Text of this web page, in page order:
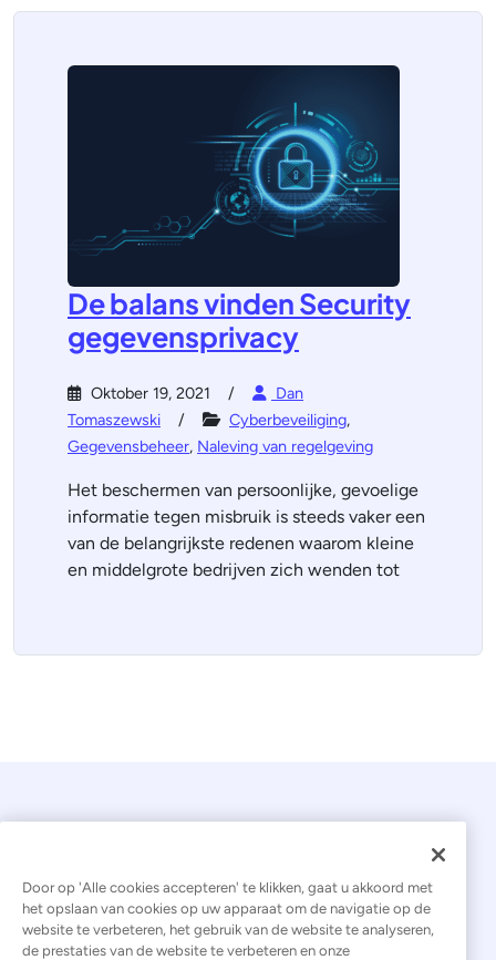
De balans vinden Security
gegevensprivacy
Oktober 19, 2021
Dan
Tomaszewski
Cyberbeveiliging,
Gegevensbeheer, Naleving van regelgeving
Het beschermen van persoonlijke, gevoelige
informatie tegen misbruik is steeds vaker een
van de belangrijkste redenen waarom kleine
en middelgrote bedrijven zich wenden tot
© 2026 Kaseya. Alle rechten voorbehouden.
Door op 'Alle cookies accepteren' te klikken, gaat u akkoord met
het opslaan van cookies op uw apparaat om de navigatie op de
website te verbeteren, het gebruik van de website te analyseren,
de prestaties van de website te verbeteren en onze